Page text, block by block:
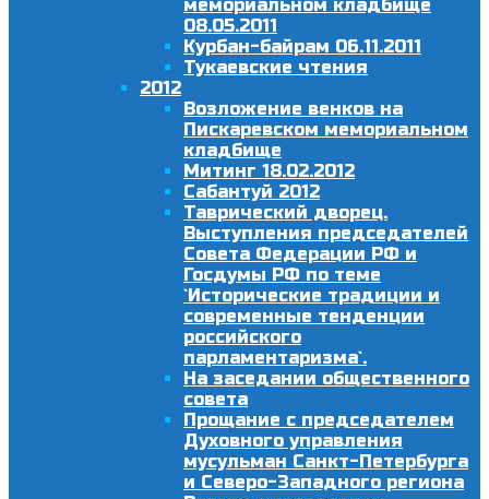
мемориальном кладбище
08.05.2011
Курбан-байрам 06.11.2011
Тукаевские чтения
2012
Возложение венков на
Пискаревском мемориальном
кладбище
Митинг 18.02.2012
Сабантуй 2012
Таврический дворец.
Выступления председателей
Совета Федерации РФ и
Госдумы РФ по теме
`Исторические традиции и
современные тенденции
российского
парламентаризма`.
На заседании общественного
совета
Прощание с председателем
Духовного управления
мусульман Санкт-Петербурга
и Северо-Западного региона